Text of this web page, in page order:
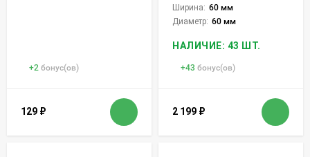
+2 бонус(ов)
129 ₽
Ширина: 60 мм
Диаметр: 60 мм
НАЛИЧИЕ: 43 ШТ.
+43 бонус(ов)
2 199 ₽